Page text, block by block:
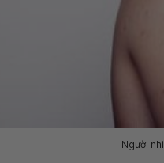
Người